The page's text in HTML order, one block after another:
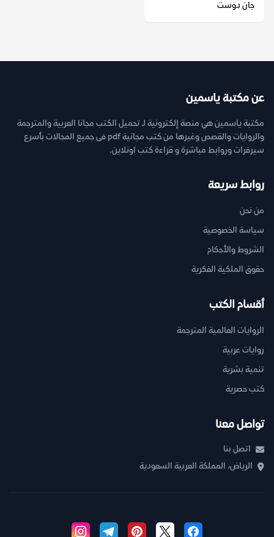
جان دوست
عن مكتبة ياسمين
مكتبة ياسمين هي منصة إلكترونية لـ تحميل الكتب مجانا العربية والمترجمة
والروايات والقصص وغيرها من كتب مجانية pdf فى جميع المجالات بأسرع
سيرفرات وروابط مباشرة و قراءة كتب اونلاين.
روابط سريعة
من نحن
سياسة الخصوصية
الشروط والأحكام
حقوق الملكية الفكرية
أقسام الكتب
الروايات العالمية المترجمة
روايات عربية
تنمية بشرية
كتب حصرية
تواصل معنا
اتصل بنا
الرياض، المملكة العربية السعودية